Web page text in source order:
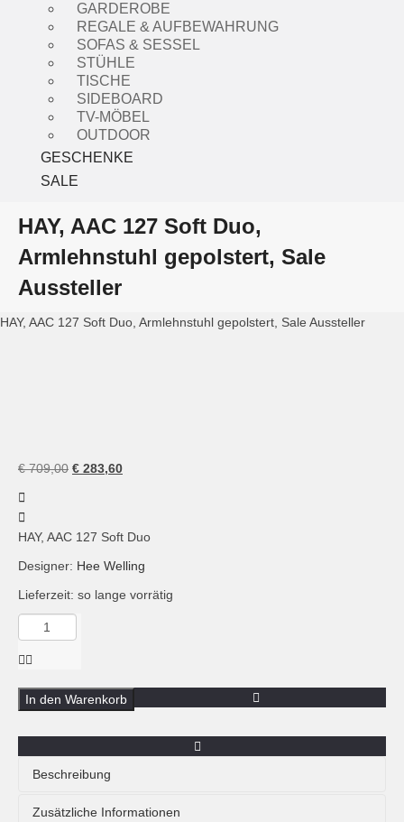
GARDEROBE
REGALE & AUFBEWAHRUNG
SOFAS & SESSEL
STÜHLE
TISCHE
SIDEBOARD
TV-MÖBEL
OUTDOOR
GESCHENKE
SALE
HAY, AAC 127 Soft Duo,
Armlehnstuhl gepolstert, Sale
Aussteller
HAY, AAC 127 Soft Duo, Armlehnstuhl gepolstert, Sale Aussteller
€709,00 Ursprünglicher
€ 283,60Aktueller
HAY, AAC 127 Soft Duo
Designer: Hee Welling
Lieferzeit: so lange vorrätig
Menge
HAY,
AAC
Soft
Duo,
In den Warenkorb
Beschreibung
Sale Aussteller / Einzelstück. Verkauf und Abholung in
Zusätzliche Informationen